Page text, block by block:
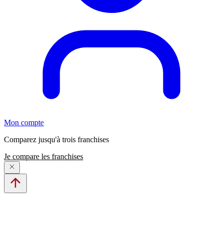
Mon compte
Comparez jusqu'à trois franchises
Je compare les franchises